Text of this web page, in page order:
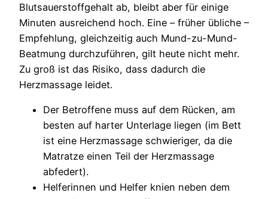
Blutsauerstoffgehalt ab, bleibt aber für einige
Minuten ausreichend hoch. Eine – früher übliche –
Empfehlung, gleichzeitig auch Mund-zu-Mund-
Beatmung durchzuführen, gilt heute nicht mehr.
Zu groß ist das Risiko, dass dadurch die
Herzmassage leidet.
Der Betroffene muss auf dem Rücken, am
besten auf harter Unterlage liegen (im Bett
ist eine Herzmassage schwieriger, da die
Matratze einen Teil der Herzmassage
abfedert).
Helferinnen und Helfer knien neben dem